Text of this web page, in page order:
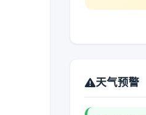
天气预警